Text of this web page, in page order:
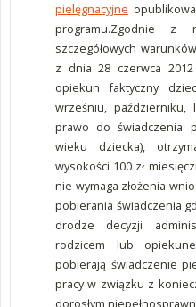
pielęgnacyjne
programu.Zgodnie z
szczegółowych
z dnia 28 czerwca
opiekun faktyczny
wrześniu,
prawo do świadczenia
wieku dziecka),
wysokości 100 zł
nie wymaga złożenia
pobierania świadczenia
drodze decyzji
rodzicem lub
pobierają świadczenie
pracy w związku z
dorosłym